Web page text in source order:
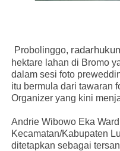
Probolinggo,
hektare lahan di Bromo
dalam sesi foto
itu bermula dari tawaran
Organizer yang kini
Andrie Wibowo Eka
Kecamatan/Kabupaten
ditetapkan sebagai